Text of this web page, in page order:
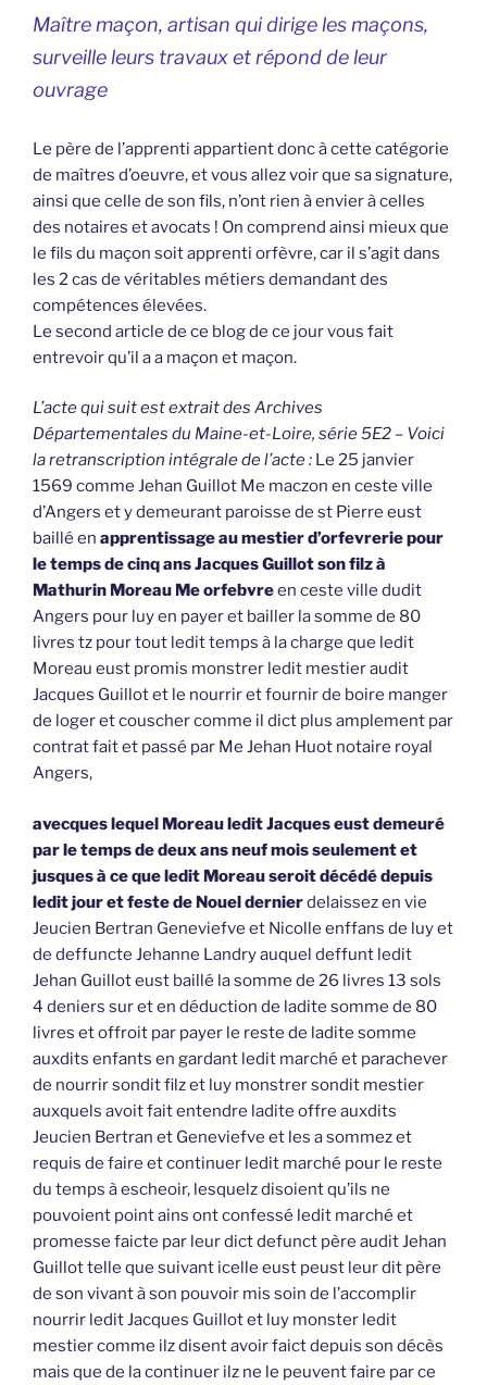
Maître maçon, artisan qui dirige les maçons,
surveille leurs travaux et répond de leur
ouvrage
Le père de l’apprenti appartient donc à cette catégorie
de maîtres d’oeuvre, et vous allez voir que sa signature,
ainsi que celle de son fils, n’ont rien à envier à celles
des notaires et avocats ! On comprend ainsi mieux que
le fils du maçon soit apprenti orfèvre, car il s’agit dans
les 2 cas de véritables métiers demandant des
compétences élevées.
Le second article de ce blog de ce jour vous fait
entrevoir qu’il a a maçon et maçon.
L’acte qui suit est extrait des Archives
Départementales du Maine-et-Loire, série 5E2 – Voici
la retranscription intégrale de l’acte : Le 25 janvier
1569 comme Jehan Guillot Me maczon en ceste ville
d’Angers et y demeurant paroisse de st Pierre eust
baillé en apprentissage au mestier d’orfevrerie pour
le temps de cinq ans Jacques Guillot son filz à
Mathurin Moreau Me orfebvreen ceste ville dudit
Angers pour luy en payer et bailler la somme de 80
livres tz pour tout ledit temps à la charge que ledit
Moreau eust promis monstrer ledit mestier audit
Jacques Guillot et le nourrir et fournir de boire manger
de loger et couscher comme il dict plus amplement par
contrat fait et passé par Me Jehan Huot notaire royal
Angers,
avecques lequel Moreau ledit Jacques eust demeuré
par le temps de deux ans neuf mois seulement et
jusques à ce que ledit Moreau seroit décédé depuis
ledit jour et feste de Nouel dernierdelaissez en vie
Jeucien Bertran Geneviefve et Nicolle enffans de luy et
de deffuncte Jehanne Landry auquel deffunt ledit
Jehan Guillot eust baillé la somme de 26 livres 13 sols
4 deniers sur et en déduction de ladite somme de 80
livres et offroit par payer le reste de ladite somme
auxdits enfants en gardant ledit marché et parachever
de nourrir sondit filz et luy monstrer sondit mestier
auxquels avoit fait entendre ladite offre auxdits
Jeucien Bertran et Geneviefve et les a sommez et
requis de faire et continuer ledit marché pour le reste
du temps à escheoir, lesquelz disoient qu’ils ne
pouvoient point ains ont confessé ledit marché et
promesse faicte par leur dict defunct père audit Jehan
Guillot telle que suivant icelle eust peust leur dit père
de son vivant à son pouvoir mis soin de l’accomplir
nourrir ledit Jacques Guillot et luy monster ledit
mestier comme ilz disent avoir faict depuis son décès
mais que de la continuer ilz ne le peuvent faire par ce